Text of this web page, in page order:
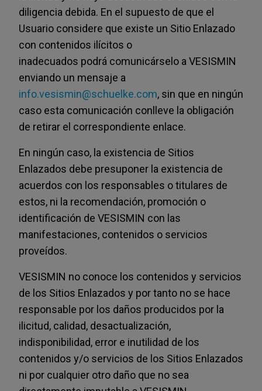
diligencia debida. En el supuesto de que el
Usuario considere que existe un Sitio Enlazado
con contenidos ilícitos o
inadecuados podrá comunicárselo a VESISMIN
enviando un mensaje a
info.vesismin@schuelke.com, sin que en ningún
caso esta comunicación conlleve la obligación
de retirar el correspondiente enlace.
En ningún caso, la existencia de Sitios
Enlazados debe presuponer la existencia de
acuerdos con los responsables o titulares de
estos, ni la recomendación, promoción o
identificación de VESISMIN con las
manifestaciones, contenidos o servicios
proveídos.
VESISMIN no conoce los contenidos y servicios
de los Sitios Enlazados y por tanto no se hace
responsable por los daños producidos por la
ilicitud, calidad, desactualización,
indisponibilidad, error e inutilidad de los
contenidos y/o servicios de los Sitios Enlazados
ni por cualquier otro daño que no sea